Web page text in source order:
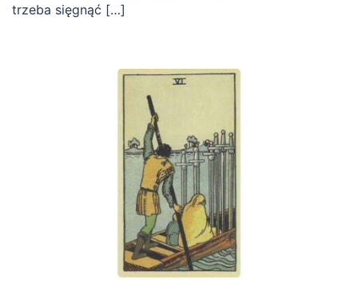
trzeba sięgnąć […]